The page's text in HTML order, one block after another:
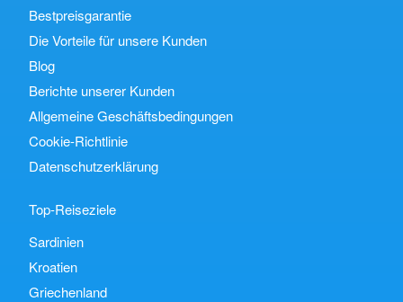
Bestpreisgarantie
Die Vorteile für unsere Kunden
Blog
Berichte unserer Kunden
Allgemeine Geschäftsbedingungen
Cookie-Richtlinie
Datenschutzerklärung
Top-Reiseziele
Sardinien
Kroatien
Griechenland